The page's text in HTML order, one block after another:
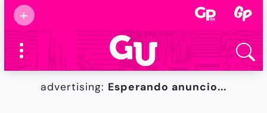
+
Supermamás
2025
Marcas de
confianza
2025
advertising: Esperando anuncio...